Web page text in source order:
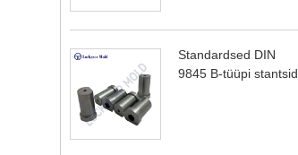
Standardsed DIN
9845 B-tüüpi stantsid